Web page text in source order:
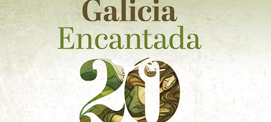
DOCUMENTACION
NOVAS
CONTACTO